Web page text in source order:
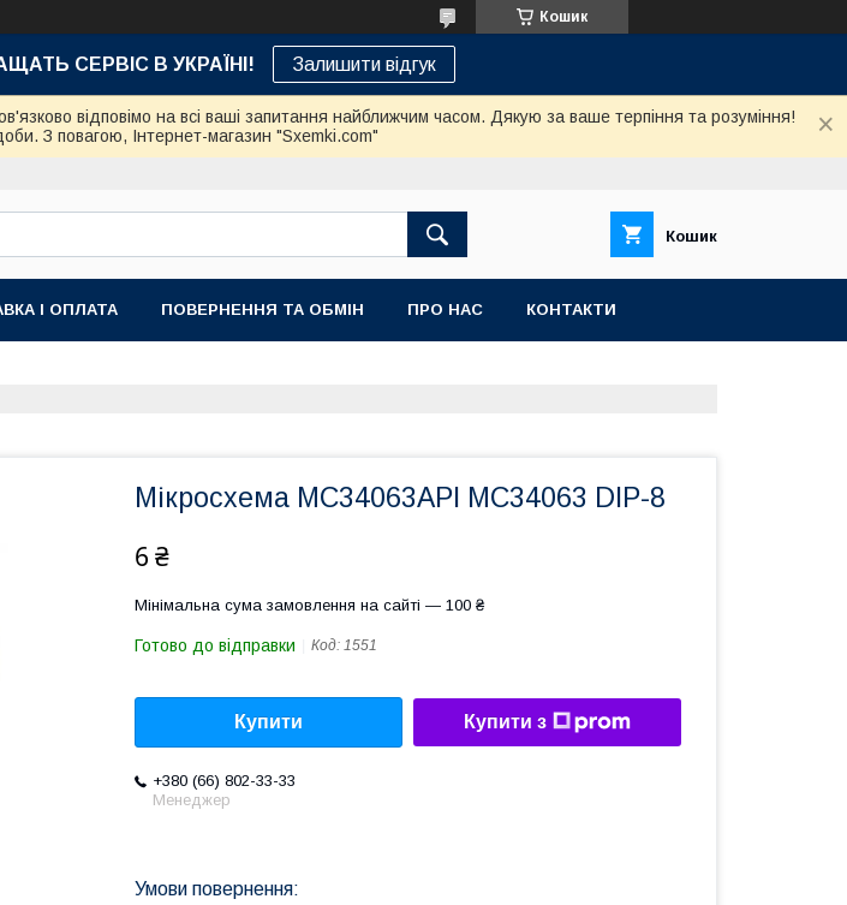
Кошик
СЕРВІС В УКРАЇНІ! Залишити відгук
відповімо на всі ваші запитання найближчим часом. Дякую за ваше терпіння та розуміння!
З повагою, Інтернет-магазин "Sxemki.com"
Кошик
І ОПЛАТА ПОВЕРНЕННЯ ТА ОБМІН ПРО НАС КОНТАКТИ
Мікросхема MC34063API MC34063 DIP-8
6 ₴
Мінімальна сума замовлення на сайті — 100 ₴
Готово до відправки Код: 1551
Купити Купити з
+380 (66) 802-33-33
Менеджер